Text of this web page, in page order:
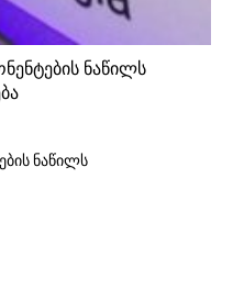
ნაწილს
ნაწილს